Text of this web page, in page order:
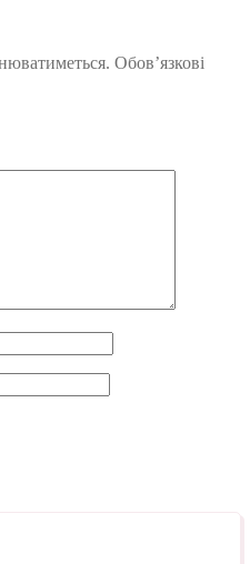
Обов’язкові